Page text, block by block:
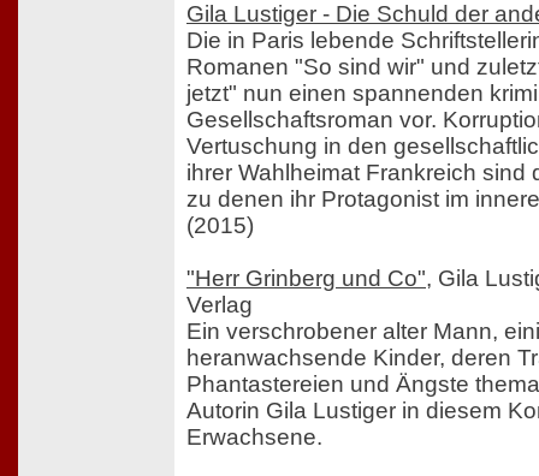
Gila Lustiger - Die Schuld der
Die in Paris lebende
Romanen "So sind wir" und
jetzt" nun einen spannenden
Gesellschaftsroman vor.
Vertuschung in den
ihrer Wahlheimat Frankreich sind
zu denen ihr Protagonist im
(2015)
"Herr Grinberg und Co", Gila
Verlag
Ein verschrobener alter Mann,
heranwachsende Kinder, deren
Phantastereien und Ängste
Autorin Gila Lustiger in diesem
Erwachsene.